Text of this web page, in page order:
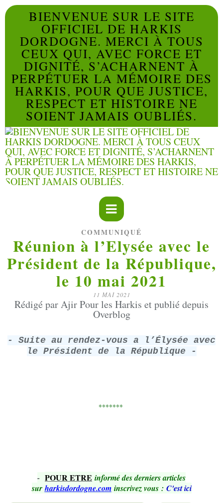
BIENVENUE SUR LE SITE
OFFICIEL DE HARKIS
DORDOGNE. MERCI À TOUS
CEUX QUI, AVEC FORCE ET
DIGNITÉ, S’ACHARNENT À
PERPÉTUER LA MÉMOIRE DES
HARKIS, POUR QUE JUSTICE,
RESPECT ET HISTOIRE NE
SOIENT JAMAIS OUBLIÉS.
COMMUNIQUÉ
Réunion à l’Elysée avec le
Président de la République,
le 10 mai 2021
11 MAI 2021
Rédigé par Ajir Pour les Harkis et publié depuis
Overblog
- Suite au rendez-vous a l’Élysée avec
le Président de la République -
*******
- POUR ETRE informé des derniers articles
sur harkisdordogne.com inscrivez vous : C'est ici